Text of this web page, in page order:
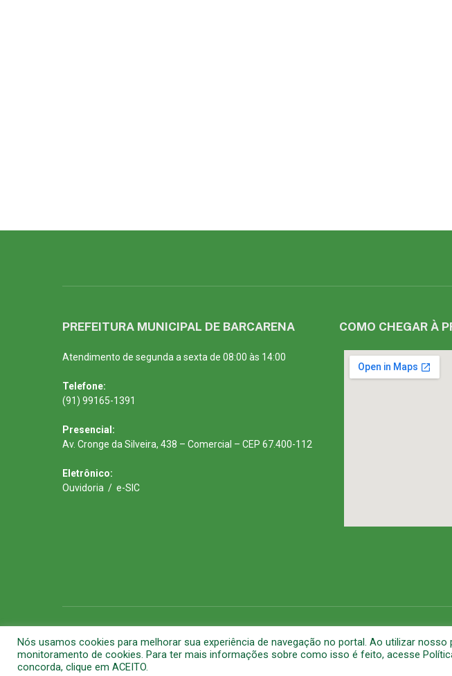
PREFEITURA MUNICIPAL DE BARCARENA
Atendimento de segunda a sexta de 08:00 às 14:00
Telefone:
(91) 99165-1391
Presencial:
Av. Cronge da Silveira, 438 – Comercial – CEP 67.400-112
Eletrônico:
Ouvidoria / e-SIC
COMO CHEGAR À
Nós usamos cookies para melhorar sua experiência de navegação no portal. Ao utilizar
monitoramento de cookies. Para ter mais informações sobre como isso é feito, acesse
concorda, clique em ACEITO.